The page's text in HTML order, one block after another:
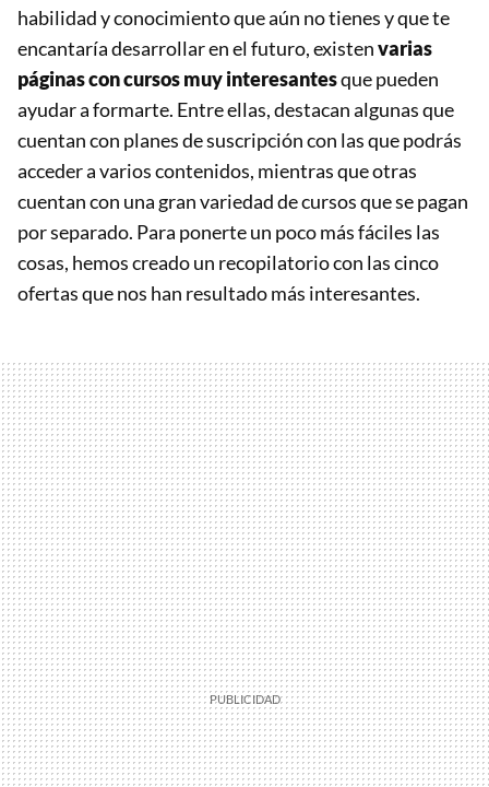
habilidad y conocimiento que aún no tienes y que te
encantaría desarrollar en el futuro, existenvarias
páginas con cursos muy interesantesque pueden
ayudar a formarte. Entre ellas, destacan algunas que
cuentan con planes de suscripción con las que podrás
acceder a varios contenidos, mientras que otras
cuentan con una gran variedad de cursos que se pagan
por separado. Para ponerte un poco más fáciles las
cosas, hemos creado un recopilatorio con las cinco
ofertas que nos han resultado más interesantes.